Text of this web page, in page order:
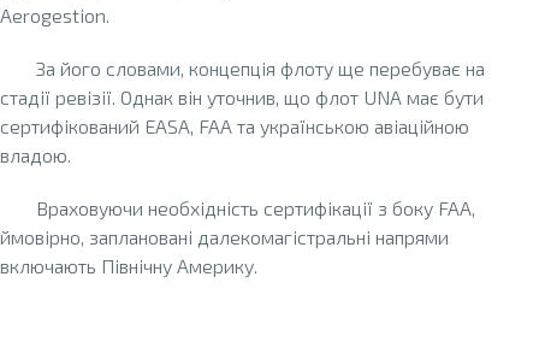
Aerogestion.
За його словами, концепція флоту ще перебуває на
стадії ревізії. Однак він уточнив, що флот UNA має бути
сертифікований EASA, FAA та українською авіаційною
владою.
Враховуючи необхідність сертифікації з боку FAA,
ймовірно, заплановані далекомагістральні напрями
включають Північну Америку.